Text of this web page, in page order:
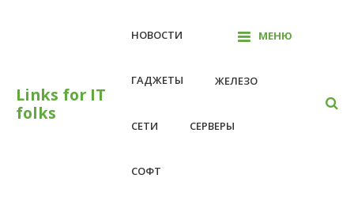
Links for IT
folks
МЕНЮ
НОВОСТИ
ГАДЖЕТЫ ЖЕЛЕЗО
СЕТИ СЕРВЕРЫ
СОФТ